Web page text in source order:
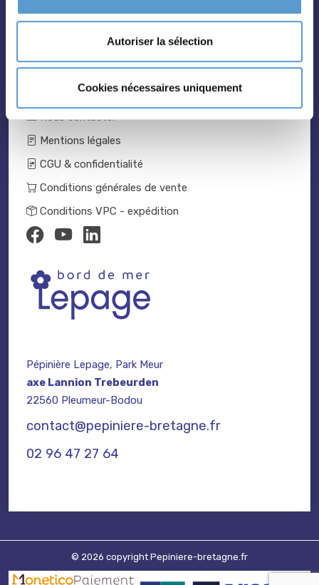
Autoriser la sélection
Cookies nécessaires uniquement
Catalogue 2024-2025
Nous contacter
Mentions légales
CGU & confidentialité
Conditions générales de vente
Conditions VPC - expédition
Pépinière Lepage, Park Meur
axe Lannion Trebeurden
22560 Pleumeur-Bodou
contact@pepiniere-bretagne.fr
02 96 47 27 64
© 2026 copyright Pepiniere-bretagne.fr